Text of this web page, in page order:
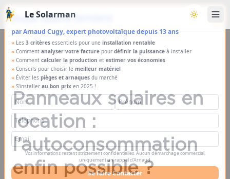
×
Étude solaire OFFERTE
par Arnaud Cugy, expert photovoltaïque depuis 13 ans
» Les 3 critères essentiels pour une installation rentable
» Comment analyser votre facture pour définir la puissance à installer
» Comment calculer la production et estimer vos économies
» Conseils pour choisir le meilleur matériel
» Éviter les pièges et arnaques du marché
» S'installer au bon prix en 2025 !
Vos informations restent strictement confidentielles. Aucun démarchage commercial,
uniquement un rappel d'Arnaud.
Se faire Contacter
Aller au contenu principal
Le Solarman Basculer
Panneaux solaires en
location :
l’autoconsommation
enfin possible ?